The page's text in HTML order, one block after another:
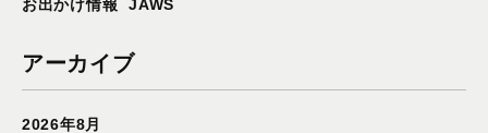
お出かけ情報
JAWS
アーカイブ
2026年8月